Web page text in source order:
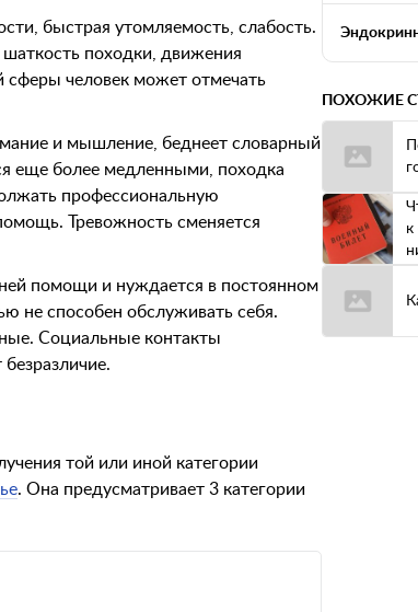
быстрая утомляемость, слабость.
походки, движения
сферы человек может отмечать
и мышление, беднеет словарный
еще более медленными, походка
профессиональную
Тревожность сменяется
помощи и нуждается в постоянном
не способен обслуживать себя.
Социальные контакты
той или иной категории
. Она предусматривает 3 категории
ПОХОЖИЕ
к